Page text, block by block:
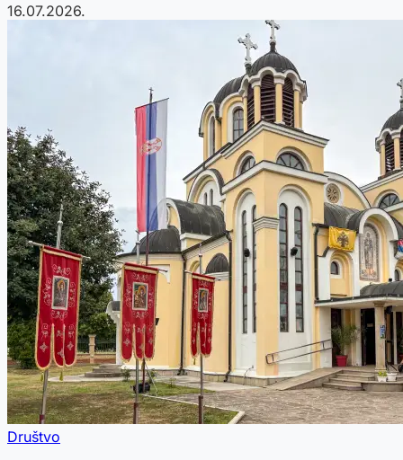
16.07.2026.
Društvo